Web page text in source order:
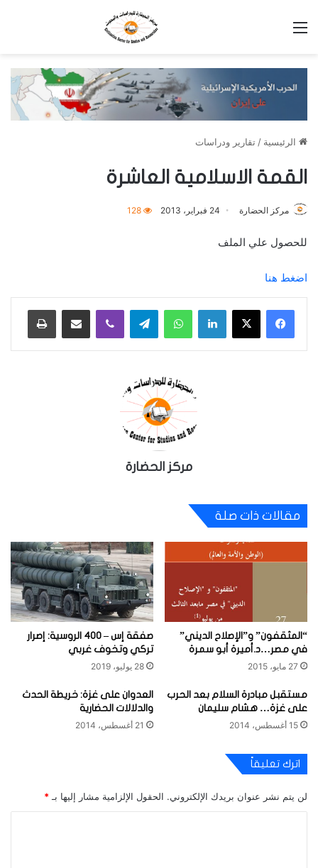
الرئيسية / تقارير ودراسات
القمة الاسلامية العاشرة
مركز الحضارة 24 فبراير، 2013 128
للحصول علي الملف
اضغط هنا
لينكدإن واتساب
مركز الحضارة
مقالات ذات صلة
“المثقفون” و”الإصلاح الديني”
في مصر…د.أميرة أبو سمرة
27 مايو، 2015
صفقة إس – 400 الروسية: إصرار
تركي وتخوف غربي
28 يوليو، 2019
مستقبل مبادرة السلام بعد الحرب
على غزة… هشام سليمان
15 أغسطس، 2014
العدوان على غزة: خريطة الحدث
والدلالات الحضارية
21 أغسطس، 2014
اترك تعليقاً
لن يتم نشر عنوان بريدك الإلكتروني. الحقول الإلزامية مشار إليها بـ *